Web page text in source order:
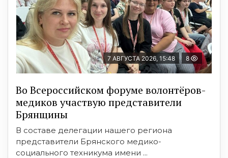
7 АВГУСТА 2026, 15:48 8
Во Всероссийском форуме волонтёров-
медиков участвую представители
Брянщины
В составе делегации нашего региона
представители Брянского медико-
социального техникума имени ...